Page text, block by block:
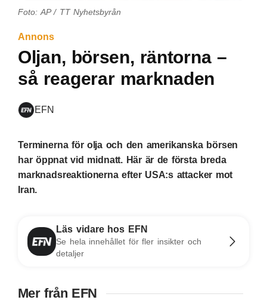
Foto: AP / TT Nyhetsbyrån
Annons
Oljan, börsen, räntorna –
så reagerar marknaden
EFN
Terminerna för olja och den amerikanska börsen
har öppnat vid midnatt. Här är de första breda
marknadsreaktionerna efter USA:s attacker mot
Iran.
Läs vidare hos EFN
Se hela innehållet för fler insikter och
detaljer
Mer från EFN